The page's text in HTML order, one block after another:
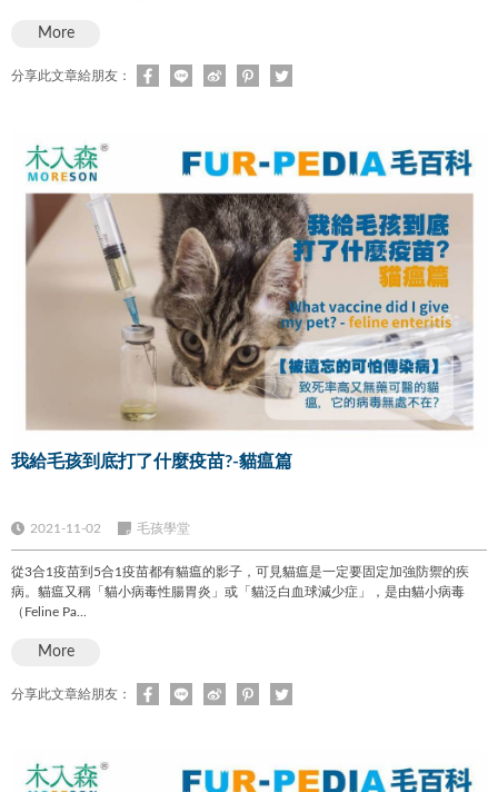
More
分享此文章給朋友：
我給毛孩到底打了什麼疫苗?-貓瘟篇
2021-11-02 毛孩學堂
從3合1疫苗到5合1疫苗都有貓瘟的影子，可見貓瘟是一定要固定加強防禦的疾
病。貓瘟又稱「貓小病毒性腸胃炎」或「貓泛白血球減少症」，是由貓小病毒
（Feline Pa...
More
分享此文章給朋友：